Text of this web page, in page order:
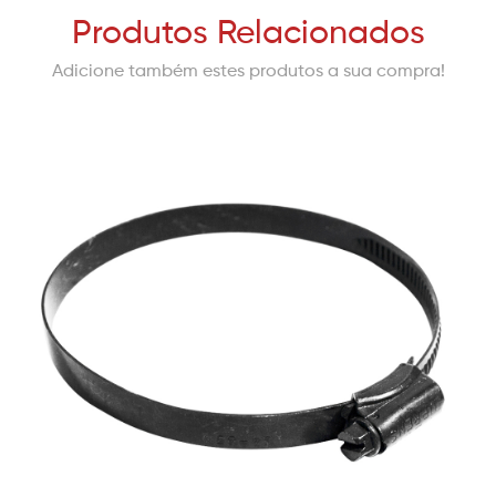
Produtos Relacionados
Adicione também estes produtos a sua compra!